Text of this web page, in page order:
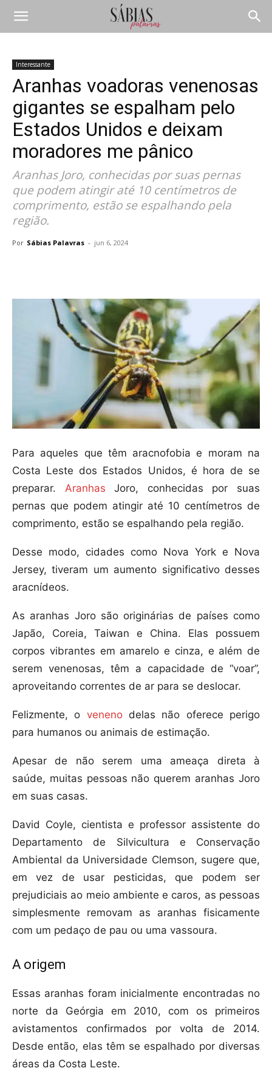
Interessante
Aranhas voadoras venenosas
gigantes se espalham pelo
Estados Unidos e deixam
moradores me pânico
Aranhas Joro, conhecidas por suas pernas
que podem atingir até 10 centímetros de
comprimento, estão se espalhando pela
região.
Por Sábias Palavras - jun 6, 2024
Para aqueles que têm aracnofobia e moram na
Costa Leste dos Estados Unidos, é hora de se
preparar. Aranhas Joro, conhecidas por suas
pernas que podem atingir até 10 centímetros de
comprimento, estão se espalhando pela região.
Desse modo, cidades como Nova York e Nova
Jersey, tiveram um aumento significativo desses
aracnídeos.
As aranhas Joro são originárias de países como
Japão, Coreia, Taiwan e China. Elas possuem
corpos vibrantes em amarelo e cinza, e além de
serem venenosas, têm a capacidade de “voar”,
aproveitando correntes de ar para se deslocar.
Felizmente, o venenodelas não oferece perigo
para humanos ou animais de estimação.
Apesar de não serem uma ameaça direta à
saúde, muitas pessoas não querem aranhas Joro
em suas casas.
David Coyle, cientista e professor assistente do
Departamento de Silvicultura e Conservação
Ambiental da Universidade Clemson, sugere que,
em vez de usar pesticidas, que podem ser
prejudiciais ao meio ambiente e caros, as pessoas
simplesmente removam as aranhas fisicamente
com um pedaço de pau ou uma vassoura.
A origem
Essas aranhas foram inicialmente encontradas no
norte da Geórgia em 2010, com os primeiros
avistamentos confirmados por volta de 2014.
Desde então, elas têm se espalhado por diversas
áreas da Costa Leste.